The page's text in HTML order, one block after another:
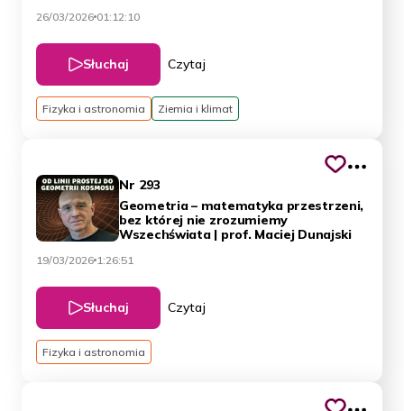
26/03/2026 01:12:10
Słuchaj Czytaj
Fizyka i astronomia Ziemia i klimat
Nr 293
Geometria – matematyka przestrzeni,
bez której nie zrozumiemy
Wszechświata | prof. Maciej Dunajski
19/03/2026 1:26:51
Słuchaj Czytaj
Fizyka i astronomia